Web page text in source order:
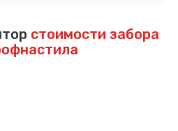
стоимости забора